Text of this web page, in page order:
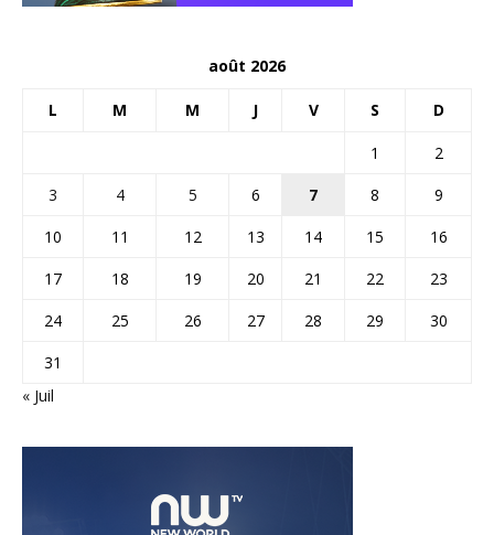
août 2026
L M M J V S D
1
2
3
4 5 6 7 8
9
10
11 12 13 14 15
16
17
18 19 20 21 22
23
24
25 26 27 28 29
30
31
« Juil